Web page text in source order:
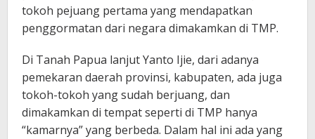
tokoh pejuang pertama yang mendapatkan
penggormatan dari negara dimakamkan di TMP.
Di Tanah Papua lanjut Yanto Ijie, dari adanya
pemekaran daerah provinsi, kabupaten, ada juga
tokoh-tokoh yang sudah berjuang, dan
dimakamkan di tempat seperti di TMP hanya
“kamarnya” yang berbeda. Dalam hal ini ada yang